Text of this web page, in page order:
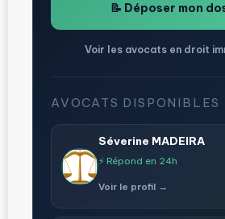
📝 Déposer mon
Voir les avocats en droit
AVOCATS DISPONIBLES
Séverine MADEIRA
⚡ Répond en 24h
Voir le profil →